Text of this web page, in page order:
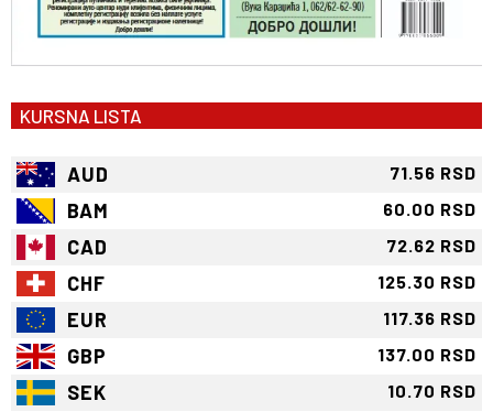
KURSNA LISTA
AUD 71.56 RSD
BAM 60.00 RSD
CAD 72.62 RSD
CHF 125.30 RSD
EUR 117.36 RSD
GBP 137.00 RSD
SEK 10.70 RSD